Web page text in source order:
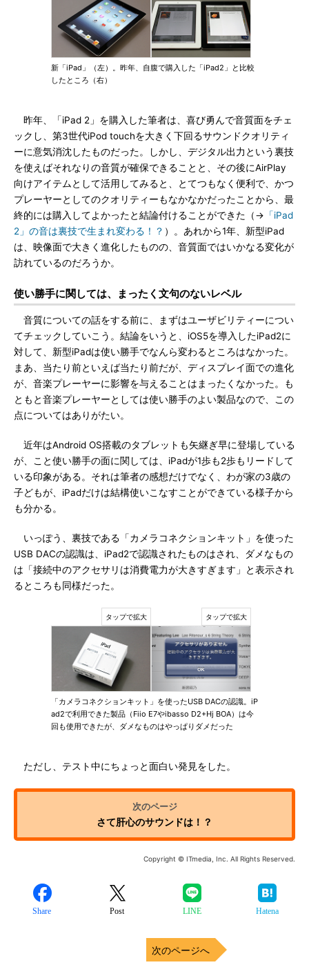
新「iPad」（左）。昨年、自腹で購入した「iPad2」と比較
したところ（右）
昨年、「iPad 2」を購入した筆者は、喜び勇んで音質面をチェ
ックし、第3世代iPod touchを大きく下回るサウンドクオリティ
ーに意気消沈したものだった。しかし、デジタル出力という裏技
を使えばそれなりの音質が確保できることと、その後にAirPlay
向けアイテムとして活用してみると、とてつもなく便利で、かつ
プレーヤーとしてのクオリティーもなかなかだったことから、最
終的には購入してよかったと結論付けることができた（→ 「iPad
2」の音は裏技で生まれ変わる！？ ）。あれから1年、新型iPad
は、映像面で大きく進化したものの、音質面ではいかなる変化が
訪れているのだろうか。
使い勝手に関しては、まったく文句のないレベル
音質についての話をする前に、まずはユーザビリティーについ
てチェックしていこう。結論をいうと、iOS5を導入したiPad2に
対して、新型iPadは使い勝手でなんら変わるところはなかった。
まあ、当たり前といえば当たり前だが、ディスプレイ面での進化
が、音楽プレーヤーに影響を与えることはまったくなかった。も
ともと音楽プレーヤーとしては使い勝手のよい製品なので、この
点についてはありがたい。
近年はAndroid OS搭載のタブレットも矢継ぎ早に登場している
が、こと使い勝手の面に関しては、iPadが1歩も2歩もリードして
いる印象がある。それは筆者の感想だけでなく、わが家の3歳の
子どもが、iPadだけは結構使いこなすことができている様子から
も分かる。
いっぽう、裏技である「カメラコネクションキット」を使った
USB DACの認識は、iPad2で認識されたものはされ、ダメなもの
は「接続中のアクセサリは消費電力が大きすぎます」と表示され
るところも同様だった。
「カメラコネクションキット」を使ったUSB DACの認識。iP
ad2で利用できた製品（Fiio E7やibasso D2+Hj BOA）は今
回も使用できたが、ダメなものはやっぱりダメだった
ただし、テスト中にちょっと面白い発見をした。
さて肝心のサウンドは！？
Copyright © ITmedia, Inc. All Rights Reserved.
Share Post LINE Hatena
次のページへ